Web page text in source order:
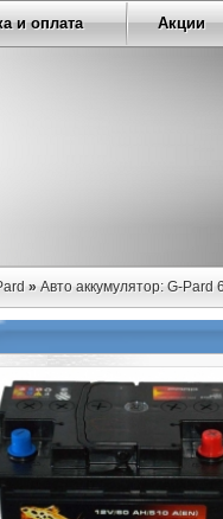
и оплата Акции
» Авто аккумулятор: G-Pard